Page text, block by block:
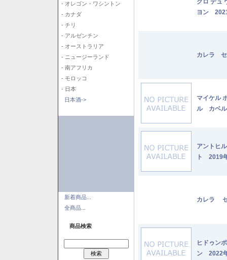
- オレゴン・ワシントン
- カナダ
- チリ
- アルゼンチン
- オーストラリア
- ニュージーランド
- 南アフリカ
- モロッコ
- 日本
日本酒->
新着商品...
全商品...
商品検索
クロ デュ
ヨン
カレラ
マイケル
ル カベ
アントヒ
ト 2019
カレラ
ヒドゥン
ン 2022